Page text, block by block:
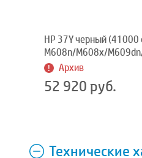
HP 37Y черный (41000
M608n/M608x/
Архив
52 920 руб.
Технические